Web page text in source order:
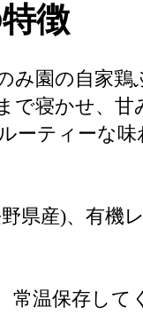
徴
み園の自家
で寝かせ、
ーティーな
県産)、有機
常温保存して